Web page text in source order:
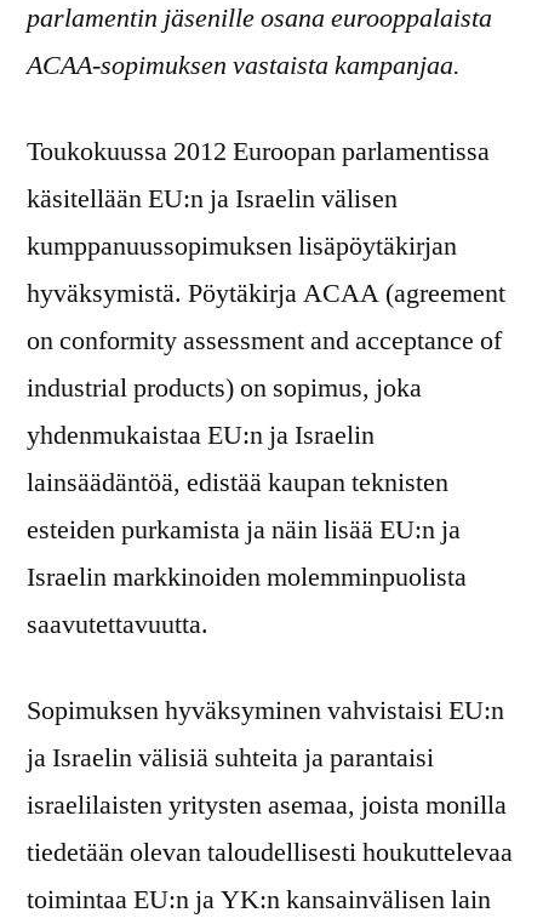
parlamentin jäsenille osana eurooppalaista
ACAA-sopimuksen vastaista kampanjaa.
Toukokuussa 2012 Euroopan parlamentissa
käsitellään EU:n ja Israelin välisen
kumppanuussopimuksen lisäpöytäkirjan
hyväksymistä. Pöytäkirja ACAA (agreement
on conformity assessment and acceptance of
industrial products) on sopimus, joka
yhdenmukaistaa EU:n ja Israelin
lainsäädäntöä, edistää kaupan teknisten
esteiden purkamista ja näin lisää EU:n ja
Israelin markkinoiden molemminpuolista
saavutettavuutta.
Sopimuksen hyväksyminen vahvistaisi EU:n
ja Israelin välisiä suhteita ja parantaisi
israelilaisten yritysten asemaa, joista monilla
tiedetään olevan taloudellisesti houkuttelevaa
toimintaa EU:n ja YK:n kansainvälisen lain